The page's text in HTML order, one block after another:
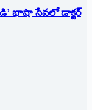
భాషా సేవలో డాక్టర్